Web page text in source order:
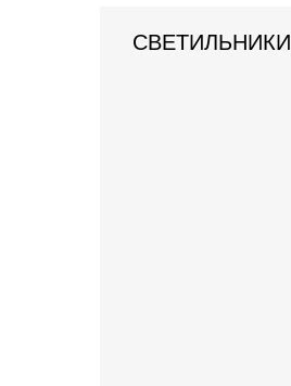
СВЕТИЛЬНИКИ